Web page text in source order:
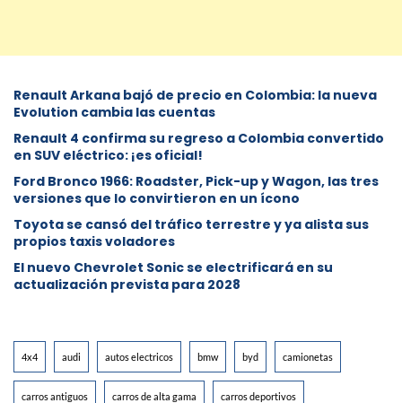
Renault Arkana bajó de precio en Colombia: la nueva
Evolution cambia las cuentas
Renault 4 confirma su regreso a Colombia convertido
en SUV eléctrico: ¡es oficial!
Ford Bronco 1966: Roadster, Pick-up y Wagon, las tres
versiones que lo convirtieron en un ícono
Toyota se cansó del tráfico terrestre y ya alista sus
propios taxis voladores
El nuevo Chevrolet Sonic se electrificará en su
actualización prevista para 2028
4x4 audi autos electricos bmw byd camionetas
carros antiguos carros de alta gama carros deportivos